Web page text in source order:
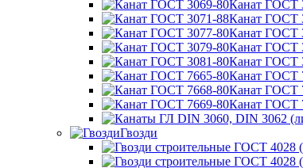
Канат ГОСТ
Канат ГОСТ
Канат ГОСТ
Канат ГОСТ
Канат ГОСТ
Канат ГОСТ
Канат ГОСТ
Канат ГОСТ
Гвозди